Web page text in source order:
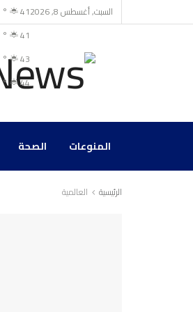
السبت, أغسطس 8, 2026 41
°
41
°
43
°
44
°
الصحة المنوعات
الرئيسية العالمية